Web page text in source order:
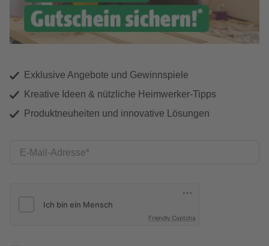
Exklusive Angebote und Gewinnspiele
Kreative Ideen & nützliche Heimwerker-Tipps
Produktneuheiten und innovative Lösungen
E-Mail-Adresse
Friendly Captcha